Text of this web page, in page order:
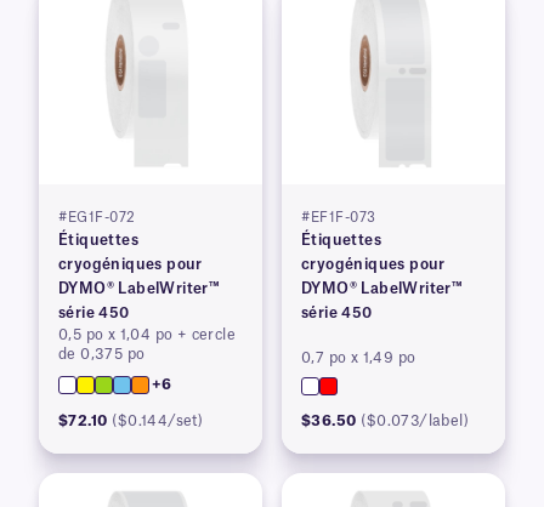
#EG1F-072
Étiquettes
cryogéniques pour
DYMO® LabelWriter™
série 450
0,5 po x 1,04 po + cercle
de 0,375 po
+6
$72.10 ($0.144/set)
#EF1F-073
Étiquettes
cryogéniques pour
DYMO® LabelWriter™
série 450
0,7 po x 1,49 po
$36.50 ($0.073/label)